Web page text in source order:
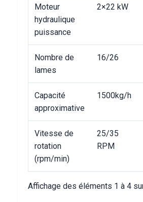
Moteur
hydraulique
puissance
2×22 kW
Nombre de
lames
16/26
Capacité
approximative
1500kg/h
Vitesse de
rotation
(rpm/min)
25/35
RPM
Affichage des éléments 1 à 4